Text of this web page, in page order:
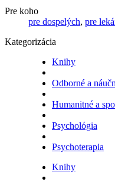
Pre koho
pre dospelých, pre
Kategorizácia
Knihy
Odborné a
Humanitné a
Psychológia
Psychoterapia
Knihy